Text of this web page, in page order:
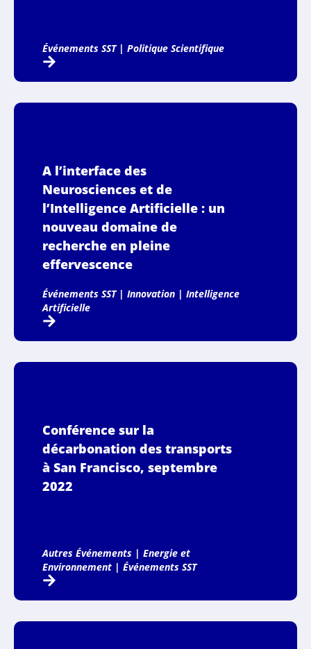
Événements SST| Politique Scientifique
A l’interface des
Neurosciences et de
l’Intelligence Artificielle : un
nouveau domaine de
recherche en pleine
effervescence
Événements SST| Innovation| Intelligence
Artificielle
Conférence sur la
décarbonation des transports
à San Francisco, septembre
2022
Autres Événements| Energie et
Environnement| Événements SST